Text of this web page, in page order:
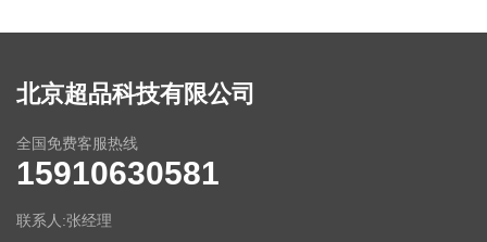
北京超品科技有限公司
全国免费客服热线
15910630581
联系人:张经理